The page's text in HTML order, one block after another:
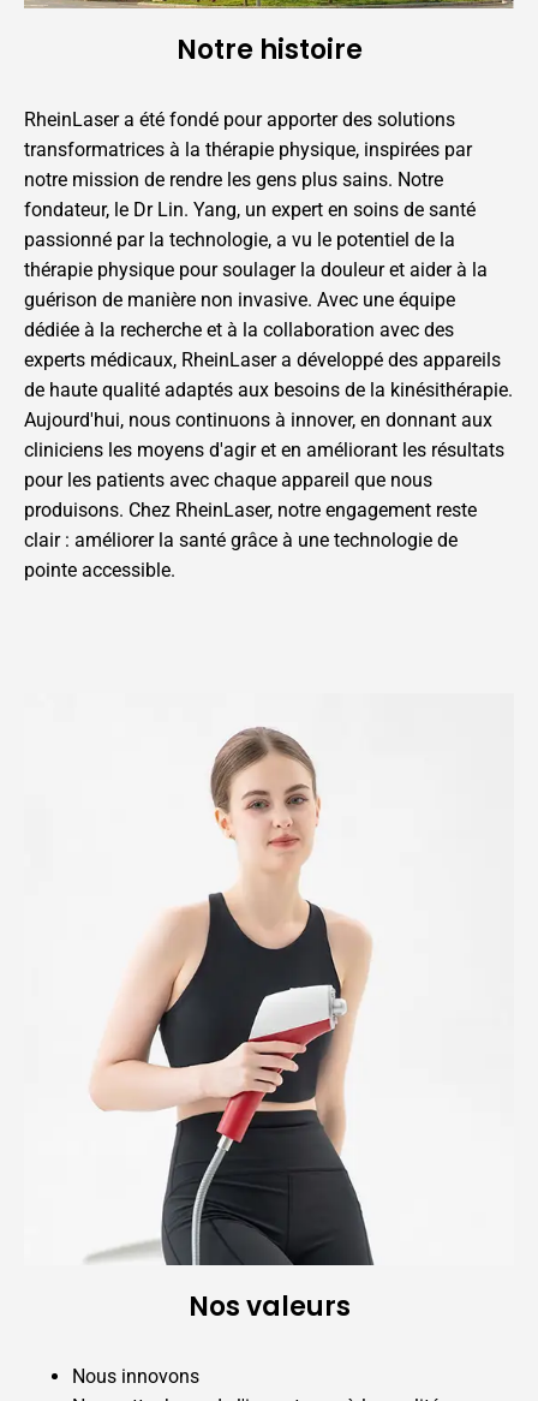
Notre histoire
RheinLaser a été fondé pour apporter des solutions
transformatrices à la thérapie physique, inspirées par
notre mission de rendre les gens plus sains. Notre
fondateur, le Dr Lin. Yang, un expert en soins de santé
passionné par la technologie, a vu le potentiel de la
thérapie physique pour soulager la douleur et aider à la
guérison de manière non invasive. Avec une équipe
dédiée à la recherche et à la collaboration avec des
experts médicaux, RheinLaser a développé des appareils
de haute qualité adaptés aux besoins de la kinésithérapie.
Aujourd'hui, nous continuons à innover, en donnant aux
cliniciens les moyens d'agir et en améliorant les résultats
pour les patients avec chaque appareil que nous
produisons. Chez RheinLaser, notre engagement reste
clair : améliorer la santé grâce à une technologie de
pointe accessible.
Nos valeurs
Nous innovons